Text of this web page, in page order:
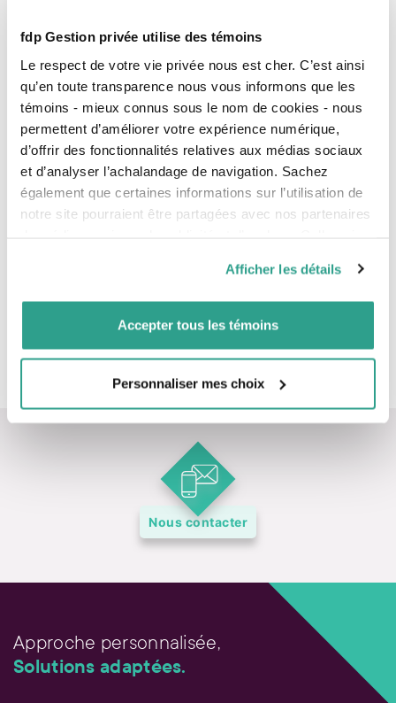
fdp Gestion privée utilise des témoins
Le respect de votre vie privée nous est cher. C’est ainsi
qu’en toute transparence nous vous informons que les
témoins - mieux connus sous le nom de cookies - nous
permettent d’améliorer votre expérience numérique,
d’offrir des fonctionnalités relatives aux médias sociaux
et d’analyser l’achalandage de navigation. Sachez
également que certaines informations sur l’utilisation de
notre site pourraient être partagées avec nos partenaires
vous leur auriez fournies ou qu’ils auraient collectées lors
de votre utilisation de leurs services.
Afficher les détails
Accepter tous les témoins
Personnaliser mes choix
vous aider à bien comprendre les rouages de la
fiscalité et vous orienter dans vos choix.
Vos objectifs
Bâtir
Stratégies fiscales
Achat d’une première maison
S’incorporer
Nous contacter
Approche personnalisée,
Solutions adaptées.